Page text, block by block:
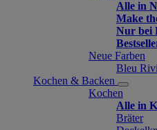
Alle in
Make
Nur bei
Neue Farben
Bleu
Kochen & Backen
Kochen
Alle in
Bräter